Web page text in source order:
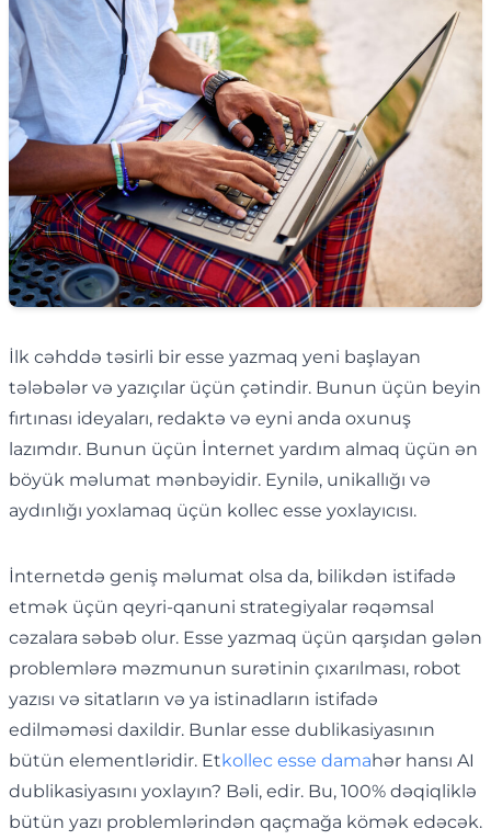
İlk cəhddə təsirli bir esse yazmaq yeni başlayan
tələbələr və yazıçılar üçün çətindir. Bunun üçün beyin
fırtınası ideyaları, redaktə və eyni anda oxunuş
lazımdır. Bunun üçün İnternet yardım almaq üçün ən
böyük məlumat mənbəyidir. Eynilə, unikallığı və
aydınlığı yoxlamaq üçün kollec esse yoxlayıcısı.
İnternetdə geniş məlumat olsa da, bilikdən istifadə
etmək üçün qeyri-qanuni strategiyalar rəqəmsal
cəzalara səbəb olur. Esse yazmaq üçün qarşıdan gələn
problemlərə məzmunun surətinin çıxarılması, robot
yazısı və sitatların və ya istinadların istifadə
edilməməsi daxildir. Bunlar esse dublikasiyasının
bütün elementləridir. Etkollec esse damahər hansı AI
dublikasiyasını yoxlayın? Bəli, edir. Bu, 100% dəqiqliklə
bütün yazı problemlərindən qaçmağa kömək edəcək.